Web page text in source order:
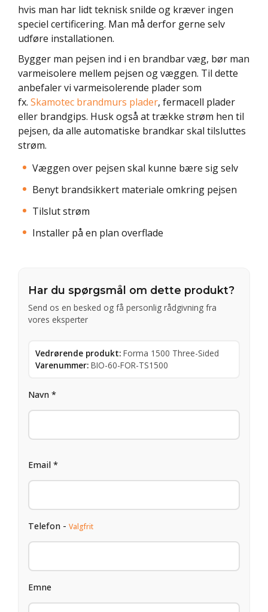
hvis man har lidt teknisk snilde og kræver ingen
speciel certificering. Man må derfor gerne selv
udføre installationen.
Bygger man pejsen ind i en brandbar væg, bør man
varmeisolere mellem pejsen og væggen. Til dette
anbefaler vi varmeisolerende plader som
fx. Skamotec brandmurs plader, fermacell plader
eller brandgips. Husk også at trække strøm hen til
pejsen, da alle automatiske brandkar skal tilsluttes
strøm.
Væggen over pejsen skal kunne bære sig selv
Benyt brandsikkert materiale omkring pejsen
Tilslut strøm
Installer på en plan overflade
Har du spørgsmål om dette produkt?
Send os en besked og få personlig rådgivning fra
vores eksperter
Vedrørende produkt: Forma 1500 Three-Sided
Varenummer: BIO-60-FOR-TS1500
Navn *
Email *
Telefon - Valgfrit
Emne